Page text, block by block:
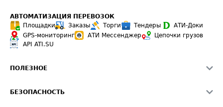
АВТОМАТИЗАЦИЯ ПЕРЕВОЗОК
Площадки
Заказы Торги Тендеры
АТИ-Доки
GPS-мониторинг
АТИ Мессенджер
Цепочки грузов
API ATI.SU
ПОЛЕЗНОЕ
БЕЗОПАСНОСТЬ